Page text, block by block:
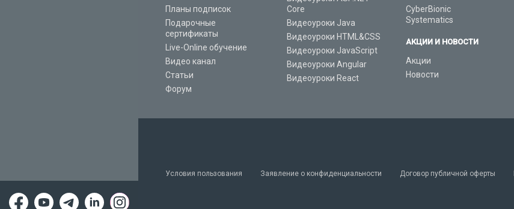
Планы подписок
Подарочные
сертификаты
Live-Online обучение
Видео канал
Статьи
Форум
Core
Видеоуроки Java
Видеоуроки HTML&CSS
Видеоуроки JavaScript
Видеоуроки Angular
Видеоуроки React
CyberBionic
Systematics
АКЦИИ И НОВОСТИ
Акции
Новости
Условия пользования Заявление о конфиденциальности Договор публичной оферты